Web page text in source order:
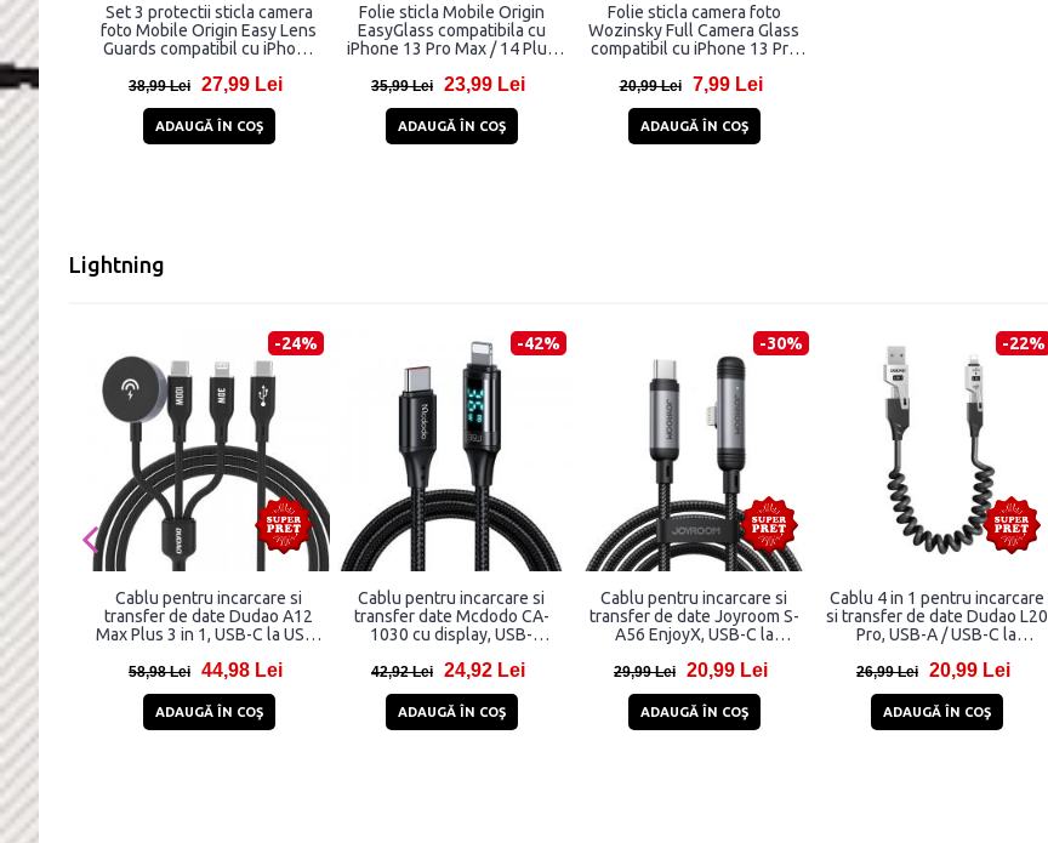
Set 3 protectii sticla camera
foto Mobile Origin Easy Lens
Guards compatibil cu iPhone
38,99 Lei 27,99 Lei
ADAUGĂ ÎN COŞ
Folie sticla Mobile Origin
EasyGlass compatibila cu
iPhone 13 Pro Max / 14 Plus
35,99 Lei 23,99 Lei
ADAUGĂ ÎN COŞ
Folie sticla camera foto
Wozinsky Full Camera Glass
compatibil cu iPhone 13 Pro
20,99 Lei 7,99 Lei
ADAUGĂ ÎN COŞ
Lightning
-24%
Cablu pentru incarcare si
transfer de date Dudao A12
Max Plus 3 in 1, USB-C la USB-
wireless 2.5W Apple Watch
58,98 Lei 44,98 Lei
ADAUGĂ ÎN COŞ
-42%
Cablu pentru incarcare si
transfer date Mcdodo CA-
1030 cu display, USB-
Negru
42,92 Lei 24,92 Lei
ADAUGĂ ÎN COŞ
-30%
Cablu pentru incarcare si
transfer de date Joyroom S-
A56 EnjoyX, USB-C la
29,99 Lei 20,99 Lei
ADAUGĂ ÎN COŞ
-22%
Cablu 4 in 1 pentru incarcare
si transfer de date Dudao L20
Pro, USB-A / USB-C la
Negru
26,99 Lei 20,99 Lei
ADAUGĂ ÎN COŞ